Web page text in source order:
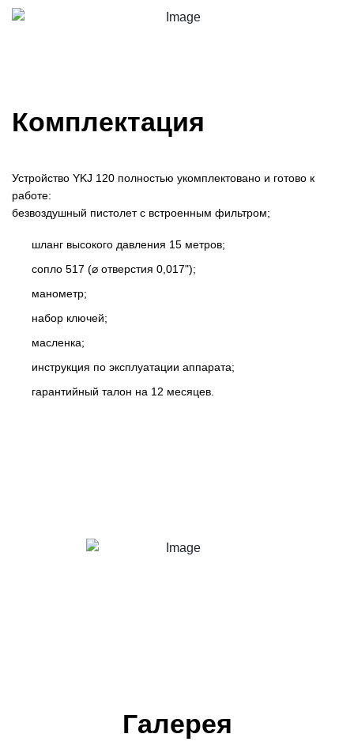
Комплектация
Устройство YKJ 120 полностью укомплектовано и готово к
работе:
безвоздушный пистолет с встроенным фильтром;
шланг высокого давления 15 метров;
сопло 517 (⌀ отверстия 0,017");
манометр;
набор ключей;
масленка;
инструкция по эксплуатации аппарата;
гарантийный талон на 12 месяцев.
Галерея